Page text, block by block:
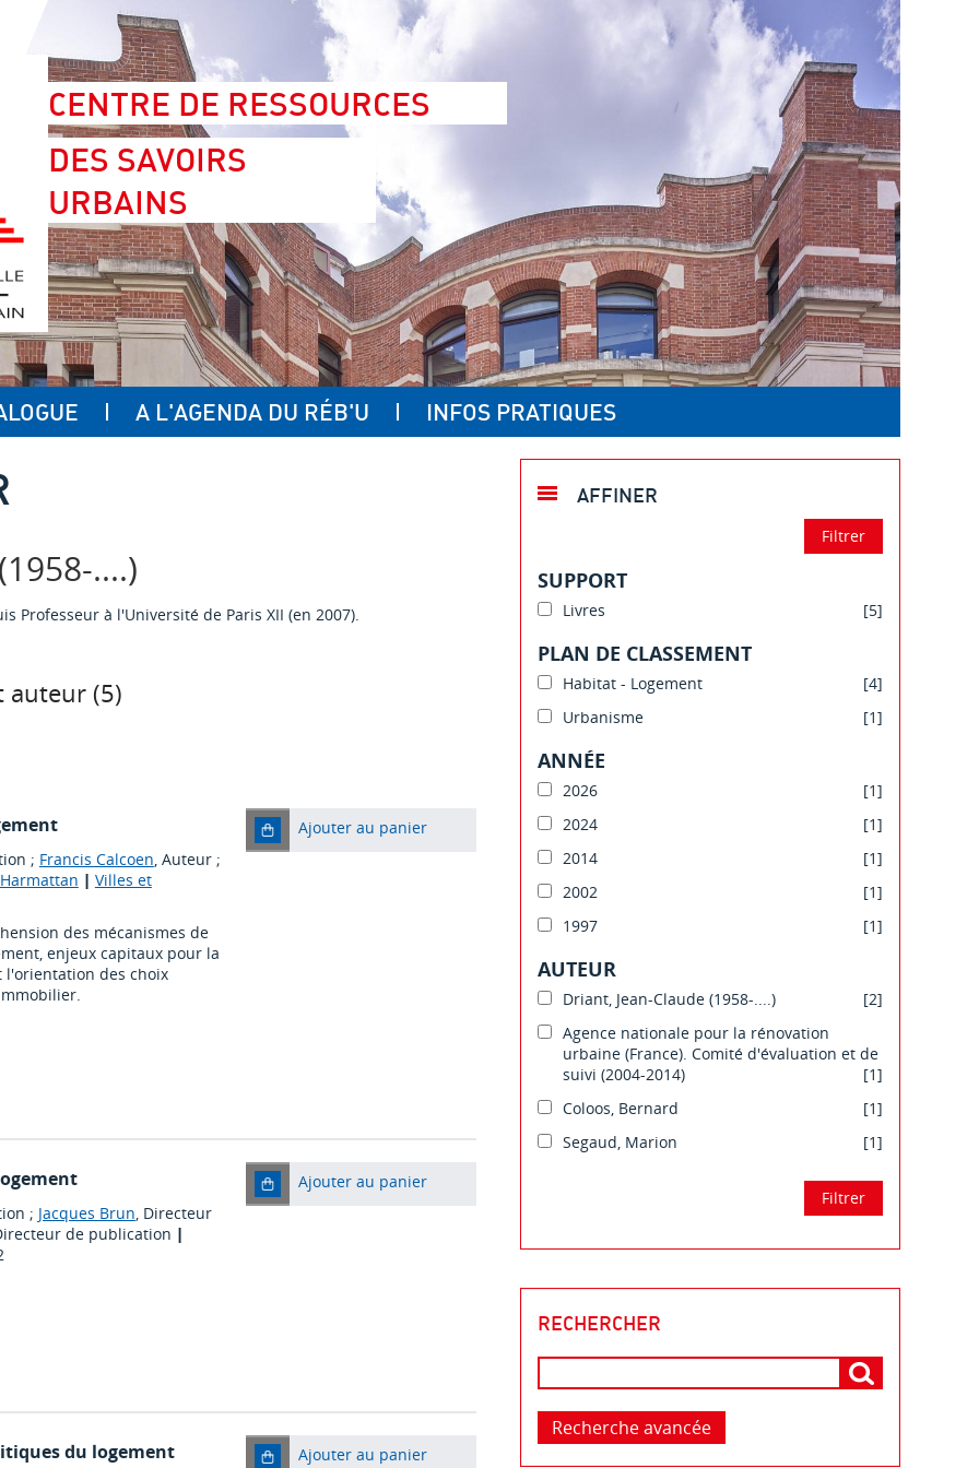
CENTRE DE RESSOURCES
DES SAVOIRS
URBAINS
A L'AGENDA DU RÉB'U INFOS PRATIQUES
....)
Professeur à l'Université de Paris XII (en 2007).
auteur (5)
; Francis Calcoen, Auteur ;
| Villes et
des mécanismes de
enjeux capitaux pour la
des choix
Ajouter au panier
; Jacques Brun, Directeur
de publication |
Ajouter au panier
du logement Ajouter au panier
AFFINER
SUPPORT
Livres [5]
PLAN DE CLASSEMENT
Habitat - Logement
[4]
Urbanisme
[1]
ANNÉE
2026
[1]
2024
[1]
2014
[1]
2002
[1]
1997
[1]
AUTEUR
Driant, Jean-Claude (1958-....)
[2]
Agence nationale pour la rénovation
urbaine (France). Comité d'évaluation et de
suivi (2004-2014)
[1]
Coloos, Bernard
[1]
Segaud, Marion
[1]
RECHERCHER
Recherche avancée